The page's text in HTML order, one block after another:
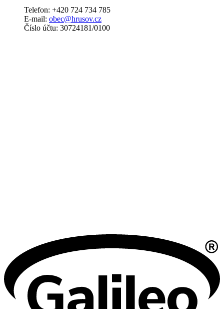
Telefon: +420 724 734 785
E-mail: obec@hrusov.cz
Číslo účtu: 30724181/0100